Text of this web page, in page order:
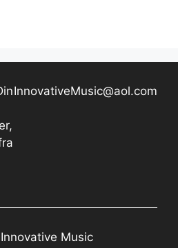
InnovativeMusic@aol.com
Music